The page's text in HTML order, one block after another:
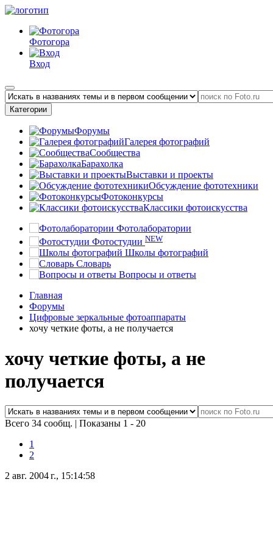
Фотогора
Вход
Категории
Форумы
Галерея фотографий
Сообщества
Барахолка
Выставки и проекты
Обсуждение фототехники
Фотоконкурсы
Классики фотоискусства
Фотолаборатории
Фотостудии NEW
Школы фотографий
Словарь
Вопросы и ответы
Главная
Форумы
Цифровые зеркальные фотоаппараты
хочу четкие фоты, а не получается
хочу четкие фоты, а не
получается
Всего 34 сообщ. | Показаны 1 - 20
1
2
2 авг. 2004 г., 15:14:58